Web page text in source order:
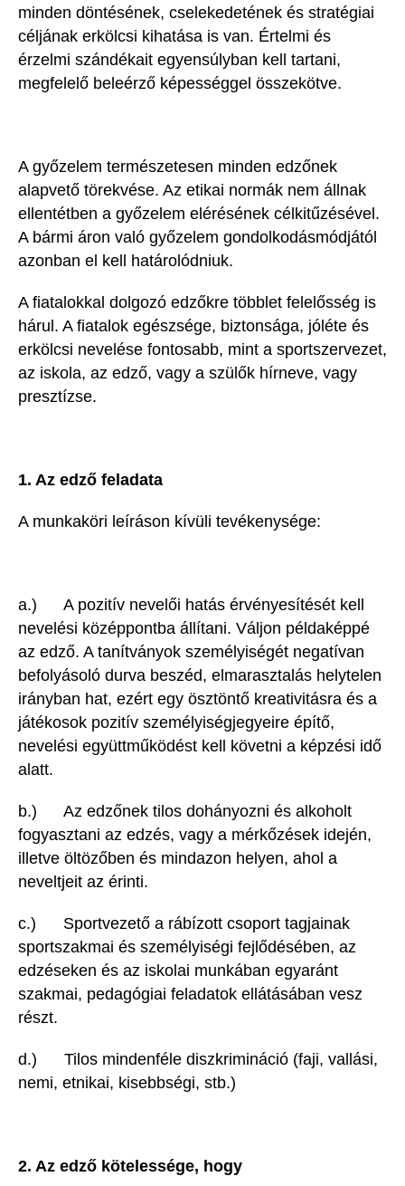
minden döntésének, cselekedetének és stratégiai
céljának erkölcsi kihatása is van. Értelmi és
érzelmi szándékait egyensúlyban kell tartani,
megfelelő beleérző képességgel összekötve.
A győzelem természetesen minden edzőnek
alapvető törekvése. Az etikai normák nem állnak
ellentétben a győzelem elérésének célkitűzésével.
A bármi áron való győzelem gondolkodásmódjától
azonban el kell határolódniuk.
A fiatalokkal dolgozó edzőkre többlet felelősség is
hárul. A fiatalok egészsége, biztonsága, jóléte és
erkölcsi nevelése fontosabb, mint a sportszervezet,
az iskola, az edző, vagy a szülők hírneve, vagy
presztízse.
1. Az edző feladata
A munkaköri leíráson kívüli tevékenysége:
a.) A pozitív nevelői hatás érvényesítését kell
nevelési középpontba állítani. Váljon példaképpé
az edző. A tanítványok személyiségét negatívan
befolyásoló durva beszéd, elmarasztalás helytelen
irányban hat, ezért egy ösztöntő kreativitásra és a
játékosok pozitív személyiségjegyeire építő,
nevelési együttműködést kell követni a képzési idő
alatt.
b.) Az edzőnek tilos dohányozni és alkoholt
fogyasztani az edzés, vagy a mérkőzések idején,
illetve öltözőben és mindazon helyen, ahol a
neveltjeit az érinti.
c.) Sportvezető a rábízott csoport tagjainak
sportszakmai és személyiségi fejlődésében, az
edzéseken és az iskolai munkában egyaránt
szakmai, pedagógiai feladatok ellátásában vesz
részt.
d.) Tilos mindenféle diszkrimináció (faji, vallási,
nemi, etnikai, kisebbségi, stb.)
2. Az edző kötelessége, hogy